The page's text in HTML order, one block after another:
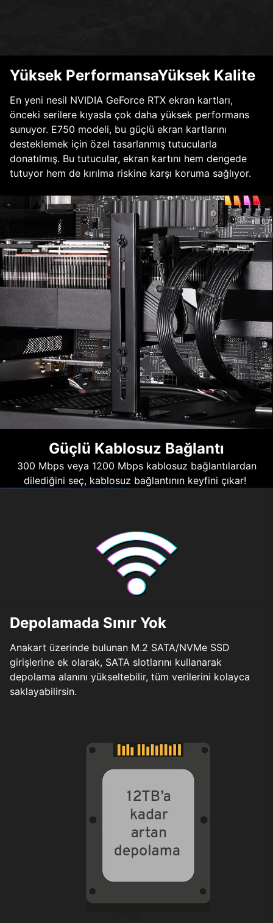
Yüksek PerformansaYüksek Kalite
En yeni nesil NVIDIA GeForce RTX ekran kartları,
önceki serilere kıyasla çok daha yüksek performans
sunuyor. E750 modeli, bu güçlü ekran kartlarını
desteklemek için özel tasarlanmış tutucularla
donatılmış. Bu tutucular, ekran kartını hem dengede
tutuyor hem de kırılma riskine karşı koruma sağlıyor.
Güçlü Kablosuz Bağlantı
300 Mbps veya 1200 Mbps kablosuz bağlantılardan
dilediğini seç, kablosuz bağlantının keyfini çıkar!
Depolamada Sınır Yok
Anakart üzerinde bulunan M.2 SATA/NVMe SSD
girişlerine ek olarak, SATA slotlarını kullanarak
depolama alanını yükseltebilir, tüm verilerini kolayca
saklayabilirsin.